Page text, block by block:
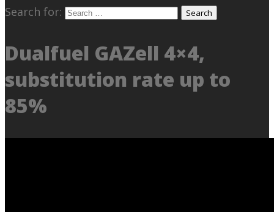
Search for:
Dualfuel GAZell 4×4,
substitution rate up to
85%